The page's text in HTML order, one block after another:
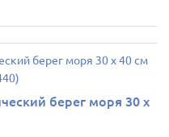
берег моря 30 х